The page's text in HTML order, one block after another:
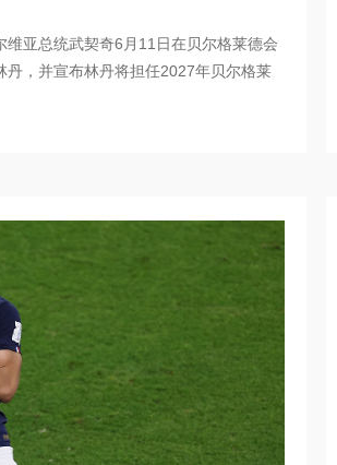
维亚总统武契奇6月11日在贝尔格莱德会
丹，并宣布林丹将担任2027年贝尔格莱